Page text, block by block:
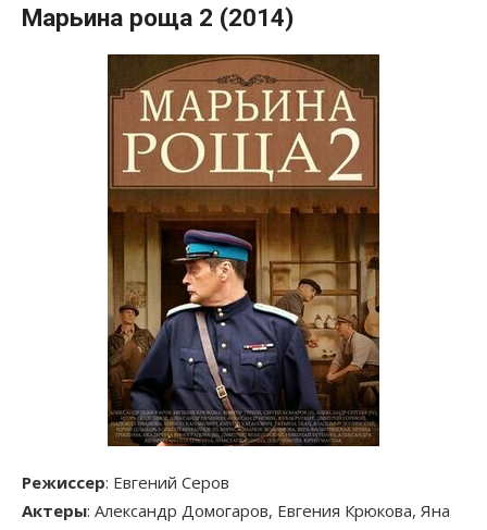
Марьина роща 2 (2014)
Режиссер: Евгений Серов
Актеры: Александр Домогаров, Евгения Крюкова, Яна